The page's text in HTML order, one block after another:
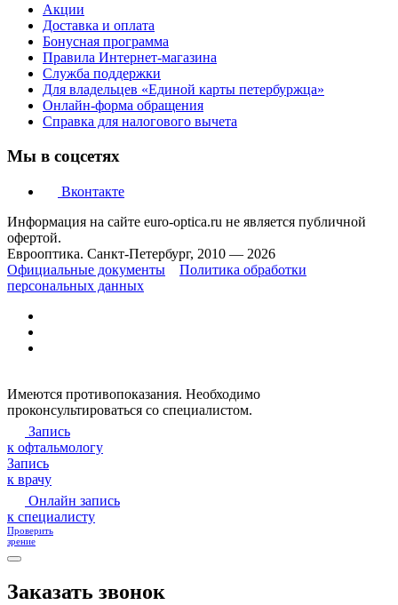
Акции
Доставка и оплата
Бонусная программа
Правила Интернет-магазина
Служба поддержки
Для владельцев «Единой карты петербуржца»
Онлайн-форма обращения
Справка для налогового вычета
Мы в соцсетях
Вконтакте
Информация на сайте euro-optica.ru не является публичной
офертой.
Еврооптика. Санкт-Петербург, 2010 — 2026
Официальные документы
Политика обработки
персональных данных
Имеются противопоказания. Необходимо
проконсультироваться со специалистом.
Запись
к офтальмологу
Запись
к врачу
Онлайн запись
к специалисту
Проверить
зрение
Заказать звонок